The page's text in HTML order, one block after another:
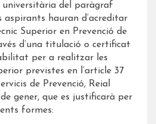
del paràgraf
aspirants hauran d’acreditar
Superior en Prevenció de
d’una titulació o certificat
per a realitzar les
previstes en l’article 37
de Prevenció, Reial
de gener, que es justificarà per
formes: